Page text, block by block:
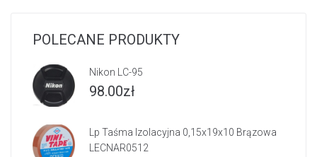
POLECANE PRODUKTY
Nikon LC-95
98.00zł
Lp Taśma Izolacyjna 0,15x19x10 Brązowa
LECNAR0512